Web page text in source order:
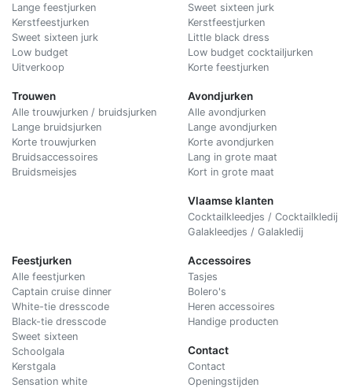
Lange feestjurken
Kerstfeestjurken
Sweet sixteen jurk
Low budget
Uitverkoop
Trouwen
Alle trouwjurken / bruidsjurken
Lange bruidsjurken
Korte trouwjurken
Bruidsaccessoires
Bruidsmeisjes
Sweet sixteen jurk
Kerstfeestjurken
Little black dress
Low budget cocktailjurken
Korte feestjurken
Avondjurken
Alle avondjurken
Lange avondjurken
Korte avondjurken
Lang in grote maat
Kort in grote maat
Vlaamse klanten
Cocktailkleedjes / Cocktailkledij
Galakleedjes / Galakledij
Feestjurken
Alle feestjurken
Captain cruise dinner
White-tie dresscode
Black-tie dresscode
Sweet sixteen
Schoolgala
Kerstgala
Sensation white
Accessoires
Tasjes
Bolero's
Heren accessoires
Handige producten
Contact
Contact
Openingstijden